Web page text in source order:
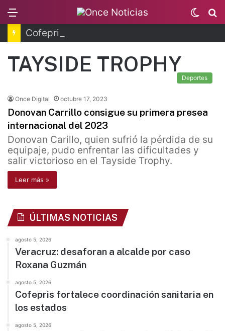
Switch
skin
TAYSIDE TROPHY
Deportes
Once Digital octubre 17, 2023
Donovan Carrillo consigue su primera presea
internacional del 2023
Donovan Carillo, quien sufrió la pérdida de su
equipaje, pudo enfrentar las dificultades y
salir victorioso en el Tayside Trophy.
Leer más »
ÚLTIMAS NOTICIAS
agosto 5, 2026
Veracruz: desaforan a alcalde por caso
Roxana Guzmán
agosto 5, 2026
Cofepris fortalece coordinación sanitaria en
los estados
agosto 5, 2026